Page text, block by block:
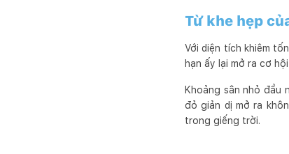
Từ khe hẹp
Với diện tích khiêm
hạn ấy lại mở ra cơ
Khoảng sân nhỏ
đỏ giản dị mở ra
trong giếng trời.